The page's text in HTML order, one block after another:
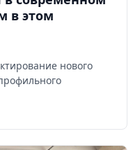
в этом
нового